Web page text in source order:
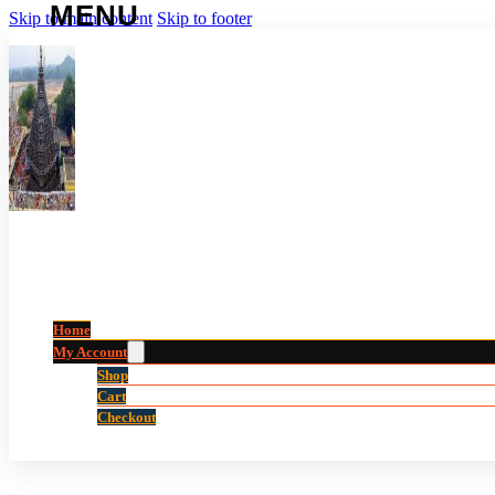
Skip to main content Skip to footer
Home
My Account
Shop
Cart
Checkout